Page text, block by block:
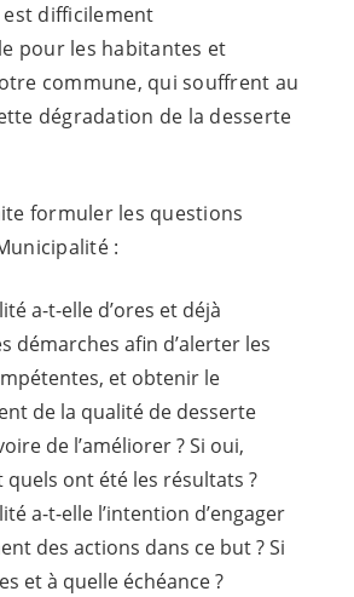
difficilement
pour les habitantes et
commune, qui souffrent au
dégradation de la desserte
formuler les questions
:
a-t-elle d’ores et déjà
démarches afin d’alerter les
et obtenir le
de la qualité de desserte
de l’améliorer ? Si oui,
quels ont été les résultats ?
a-t-elle l’intention d’engager
des actions dans ce but ? Si
et à quelle échéance ?